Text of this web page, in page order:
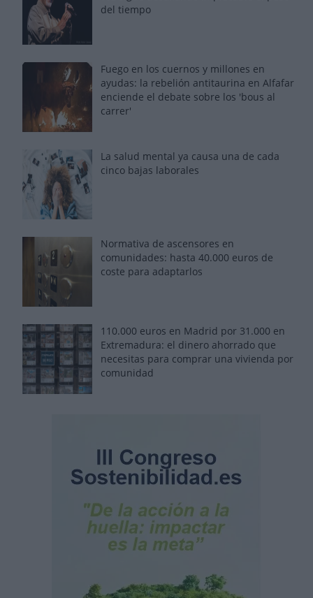
del tiempo
Fuego en los cuernos y millones en
ayudas: la rebelión antitaurina en Alfafar
enciende el debate sobre los 'bous al
carrer'
La salud mental ya causa una de cada
cinco bajas laborales
Normativa de ascensores en
comunidades: hasta 40.000 euros de
coste para adaptarlos
110.000 euros en Madrid por 31.000 en
Extremadura: el dinero ahorrado que
necesitas para comprar una vivienda por
comunidad